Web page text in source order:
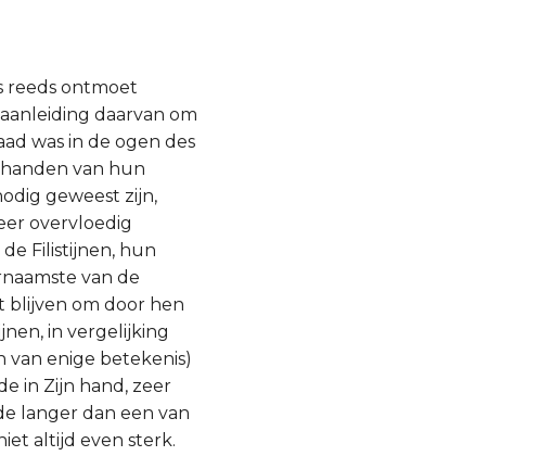
reeds ontmoet
daarvan om
was in de ogen des
van hun
geweest zijn,
overvloedig
Filistijnen, hun
van de
blijven om door hen
in vergelijking
van enige betekenis)
in Zijn hand, zeer
langer dan een van
altijd even sterk.